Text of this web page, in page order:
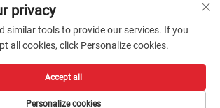
i-Like फाइन केमिकल कंपनी, लिमिटेड। सर्वाधिकार सुरक्षित। -
privacy
similar tools to provide our services. If you
all cookies, click Personalize cookies.
Personalize cookies
Accept all